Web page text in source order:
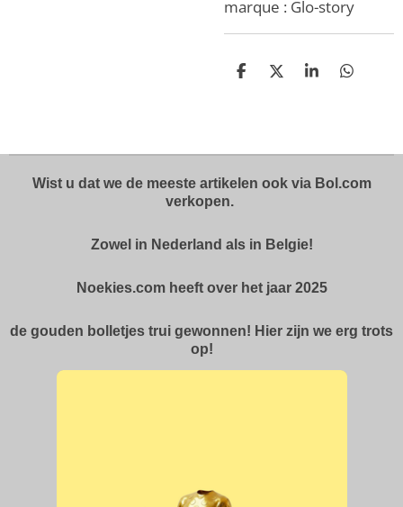
marque : Glo-story
D
D
S
D
Wist u dat we de meeste artikelen ook via Bol.com
verkopen.
Zowel in Nederland als in Belgie!
Noekies.com heeft over het jaar 2025
de gouden bolletjes trui gewonnen! Hier zijn we erg trots
op!